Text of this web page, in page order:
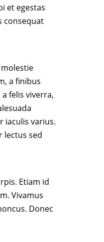
et egestas
consequat
a finibus
felis viverra,
iaculis varius.
lectus sed
Etiam id
Vivamus
Donec